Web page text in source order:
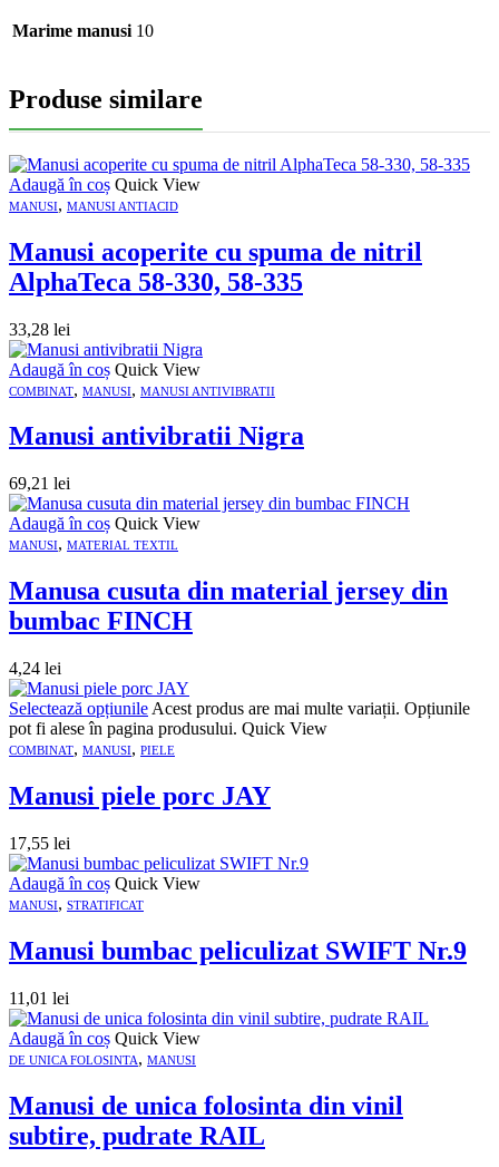
Marime manusi 10
Produse similare
Adaugă în coș Quick View
MANUSI, MANUSI ANTIACID
Manusi acoperite cu spuma de nitril
AlphaTeca 58-330, 58-335
33,28 lei
Adaugă în coș Quick View
COMBINAT, MANUSI, MANUSI ANTIVIBRATII
Manusi antivibratii Nigra
69,21 lei
Adaugă în coș Quick View
MANUSI, MATERIAL TEXTIL
Manusa cusuta din material jersey din
bumbac FINCH
4,24 lei
Selectează opțiunile Acest produs are mai multe variații. Opțiunile
pot fi alese în pagina produsului. Quick View
COMBINAT, MANUSI, PIELE
Manusi piele porc JAY
17,55 lei
Adaugă în coș Quick View
MANUSI, STRATIFICAT
Manusi bumbac peliculizat SWIFT Nr.9
11,01 lei
Adaugă în coș Quick View
DE UNICA FOLOSINTA, MANUSI
Manusi de unica folosinta din vinil
subtire, pudrate RAIL